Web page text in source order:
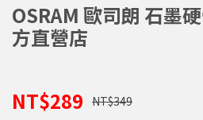
OSRAM 歐司朗 石墨
方直營店
NT$289 NT$349